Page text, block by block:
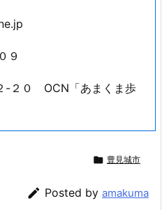
９
-２０ OCN「あまくま歩
 豊見城市
 Posted by amakuma